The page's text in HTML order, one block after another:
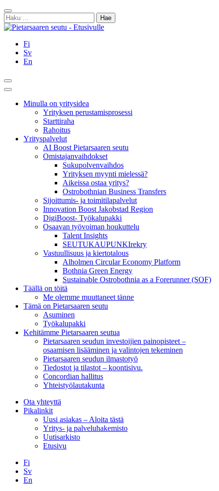
Siirry
sisältöön
Sulje
Haku:
Fi
Sv
En
Hae
Päävalikko
Minulla on yritysidea
Yrityksen perustamisprosessi
Starttiraha
Rahoitus
Yrityspalvelut
AI Boost Pietarsaaren seutu
Omistajanvaihdokset
Sukupolvenvaihdos
Yrityksen myynti mielessä?
Aikeissa ostaa yritys?
Ostrobothnian Business Transfers
Sijoittumis- ja toimitilapalvelut
Innovation Boost Jakobstad Region
DigiBoost- Työkalupakki
Osaavan työvoiman houkuttelu
Talent Insights
SEUTUKAUPUNKIrekry
Vastuullisuus ja kiertotalous
Alholmen Circular Economy Platform
Bothnia Green Energy
Sustainable Ostrobothnia as a Forerunner (SOF)
Täällä on töitä
Me olemme muuttaneet tänne
Tämä on Pietarsaaren seutu
Asuminen
Työkalupakki
Kehitämme Pietarsaaren seutua
Pietarsaaren seudun investoijien painopisteet –
osaamisen lisääminen ja valintojen tekeminen
Pietarsaaren seudun ilmastotyö
Tiedostot ja tilastot – koontisivu.
Concordian hallitus
Yhteistyölautakunta
Ota yhteyttä
Pikalinkit
Uusi asiakas – Aloita tästä
Yritys- ja palveluhakemisto
Uutisarkisto
Etusivu
Fi
Sv
En